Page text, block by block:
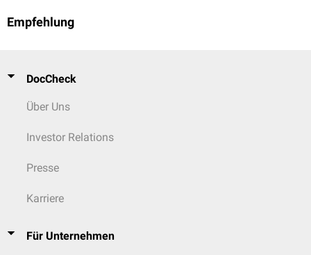
Empfehlung
DocCheck
Über Uns
Investor Relations
Presse
Karriere
Für Unternehmen